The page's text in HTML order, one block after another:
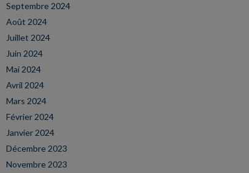
Septembre 2024
Août 2024
Juillet 2024
Juin 2024
Mai 2024
Avril 2024
Mars 2024
Février 2024
Janvier 2024
Décembre 2023
Novembre 2023